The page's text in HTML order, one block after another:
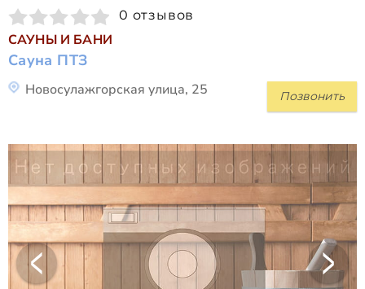
0 отзывов
САУНЫ И БАНИ
Сауна ПТЗ
Позвонить
Новосулажгорская улица, 25